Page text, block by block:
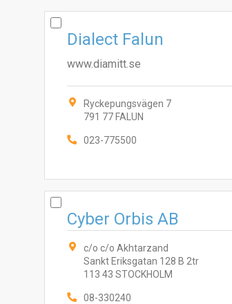
Dialect Falun
www.diamitt.se
Ryckepungsvägen 7
791 77 FALUN
023-775500
Cyber Orbis AB
c/o c/o Akhtarzand
Sankt Eriksgatan 128 B 2tr
113 43 STOCKHOLM
08-330240